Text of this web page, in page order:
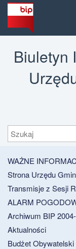
Biuletyn
Szukaj
WAŻNE
Strona Urzędu
Transmisje z Sesji
ALARM
Archiwum BIP
Aktualności
Budżet Obywatelski